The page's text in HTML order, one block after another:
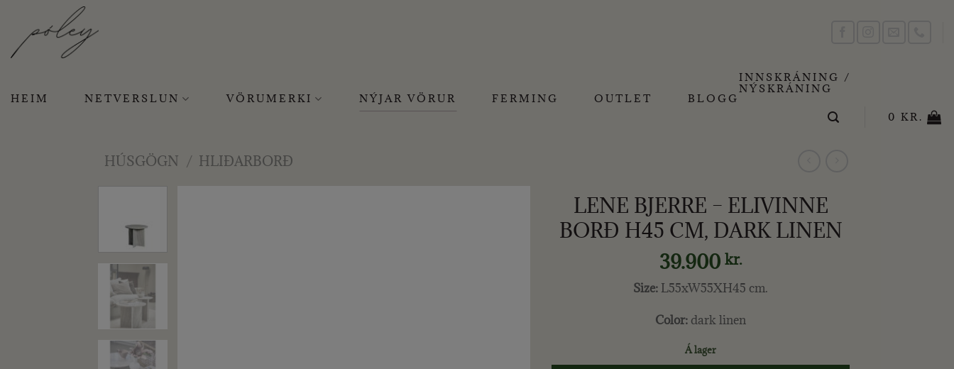
content
HEIM NETVERSLUN VÖRUMERKI NÝJAR VÖRUR FERMING OUTLET BLOGG
INNSKRÁNING /
NÝSKRÁNING
0 KR.
HÚSGÖGN / HLIÐARBORÐ
LENE BJERRE – ELIVINNE
BORÐ H45 CM, DARK LINEN
39.900 kr.
Size: L55xW55XH45 cm.
Color: dark linen
Á lager